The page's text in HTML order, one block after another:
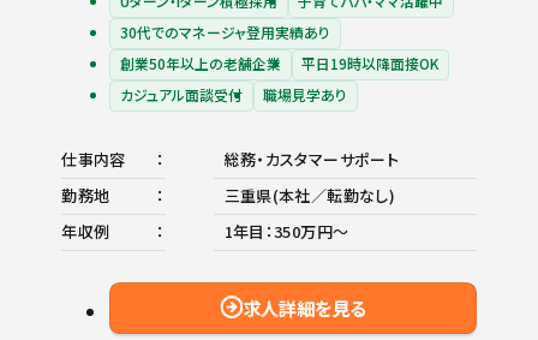
30代でのマネージャ登用実績あり
創業50年以上の老舗企業
平日19時以降面接OK
カジュアル面談受付
職場見学あり
仕事内容
総務・カスタマーサポート
勤務地
三重県(本社／転勤なし)
年収例
1年目：350万円〜
求人詳細を見る